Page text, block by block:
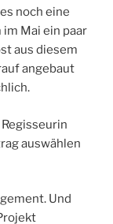
noch eine
Mai ein paar
aus diesem
angebaut
Regisseurin
auswählen
Und